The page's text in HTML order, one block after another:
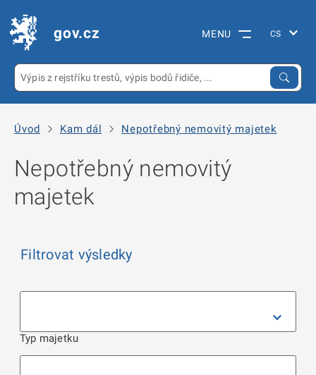
gov.cz MENU
Úvod Kam dál Nepotřebný nemovitý majetek
Nepotřebný nemovitý
majetek
Filtrovat výsledky
Typ majetku